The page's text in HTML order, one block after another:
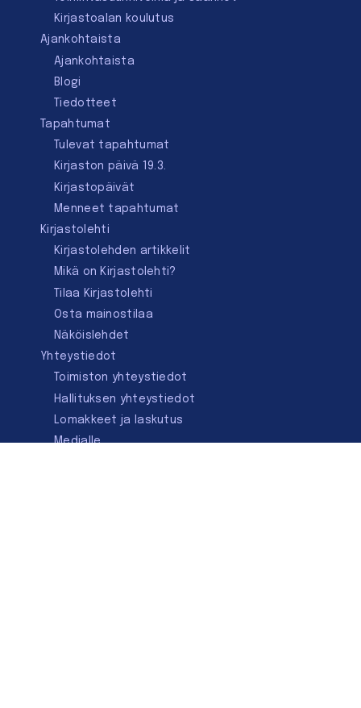
Kirjastoalan koulutus
Ajankohtaista
Ajankohtaista
Blogi
Tiedotteet
Tapahtumat
Tulevat tapahtumat
Kirjaston päivä 19.3.
Kirjastopäivät
Menneet tapahtumat
Kirjastolehti
Kirjastolehden artikkelit
Mikä on Kirjastolehti?
Tilaa Kirjastolehti
Osta mainostilaa
Näköislehdet
Yhteystiedot
Toimiston yhteystiedot
Hallituksen yhteystiedot
Lomakkeet ja laskutus
Medialle